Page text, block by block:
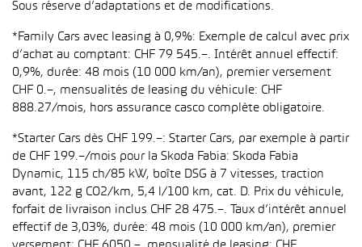
Sous réserve d’adaptations et de modifications.
*Family Cars avec leasing à 0,9%: Exemple de calcul avec prix
d’achat au comptant: CHF 79 545.–. Intérêt annuel effectif:
0,9%, durée: 48 mois (10 000 km/an), premier versement
CHF 0.–, mensualités de leasing du véhicule: CHF
888.27/mois, hors assurance casco complète obligatoire.
*Starter Cars dès CHF 199.–: Starter Cars, par exemple à partir
de CHF 199.–/mois pour la Skoda Fabia: Skoda Fabia
Dynamic, 115 ch/85 kW, boîte DSG à 7 vitesses, traction
avant, 122 g CO2/km, 5,4 l/100 km, cat. D. Prix du véhicule,
forfait de livraison inclus CHF 28 475.–. Taux d’intérêt annuel
effectif de 3,03%, durée: 48 mois (10 000 km/an), premier